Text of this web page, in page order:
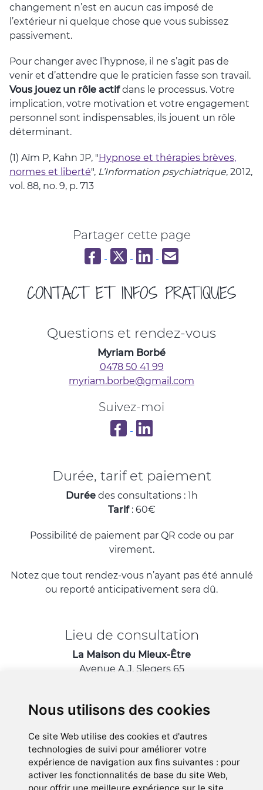
Nous utilisons des cookies
Ce site Web utilise des cookies et d'autres
technologies de suivi pour améliorer votre
expérience de navigation aux fins suivantes : pour
activer les fonctionnalités de base du site Web,
changement n’est en aucun cas imposé de
l’extérieur ni quelque chose que vous subissez
passivement.
Pour changer avec l’hypnose, il ne s’agit pas de
venir et d’attendre que le praticien fasse son travail.
Vous jouez un rôle actifdans le processus. Votre
implication, votre motivation et votre engagement
personnel sont indispensables, ils jouent un rôle
déterminant.
(1) Aïm P, Kahn JP, " Hypnose et thérapies brèves,
normes et liberté", L’Information psychiatrique, 2012,
vol. 88, no. 9, p. 713
Partager cette page
Partager sur Facebook
Partager sur Twitter
Partager sur LinkedIn
Partager par email
CONTACT ET INFOS PRATIQUES
Questions et rendez-vous
Myriam Borbé
0478 50 41 99
myriam.borbe@gmail.com
Suivez-moi
Apaiser et Oser sur Facebook
Mon profil LinkedIn
Durée, tarif et paiement
Duréedes consultations : 1h
Tarif: 60€
Possibilité de paiement par QR code ou par
virement.
Notez que tout rendez-vous n’ayant pas été annulé
ou reporté anticipativement sera dû.
Lieu de consultation
La Maison du Mieux-Être
Avenue A.J. Slegers 65
© Myriam Borbé 2018-2026 - version 3.119.0
Politique des cookies